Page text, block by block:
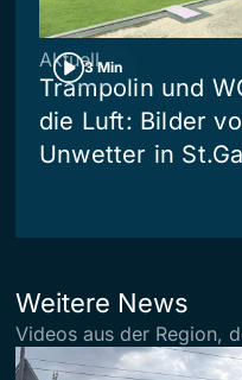
3 Min
Aktuell
Trampolin und
die Luft: Bilder
Unwetter in
Weitere News
Videos aus der Region,